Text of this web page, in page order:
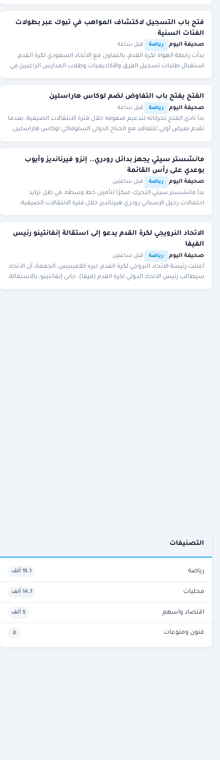
فتح باب التسجيل لاكتشاف المواهب في تبوك عبر بطولات
الفئات السنية
صحيفة اليوم رياضة قبل ساعة
بدأت رابطة الهواة لكرة القدم، بالتعاون مع الاتحاد السعودي لكرة القدم،
استقبال طلبات تسجيل الفرق والأكاديميات وطلاب المدارس الراغبين في
الفتح يفتح باب التفاوض لضم لوكاس هاراسلين
صحيفة اليوم رياضة قبل ساعة
بدأ نادي الفتح تحركاته لتدعيم صفوفه خلال فترة الانتقالات الصيفية، بعدما
تقدم بعرض أولي للتعاقد مع الجناح الدولي السلوفاكي لوكاس هاراسلين،
مانشستر سيتي يجهز بدائل رودري.. إنزو فيرنانديز وأيوب
بوعدي على رأس القائمة
صحيفة اليوم رياضة قبل ساعتين
بدأ مانشستر سيتي التحرك مبكرًا لتأمين خط وسطه، في ظل تزايد
احتمالات رحيل الإسباني رودري هيرنانديز خلال فترة الانتقالات الصيفية،
الاتحاد النرويجي لكرة القدم يدعو إلى استقالة إنفانتينو رئيس
الفيفا
صحيفة اليوم رياضة قبل ساعتين
أعلنت رئيسة الاتحاد النروجي لكرة القدم، ليزه كلافينيس، الجمعة، أن الاتحاد
سيطالب رئيس الاتحاد الدولي لكرة القدم (فيفا)، جاني إنفانتينو، بالاستقالة،
التصنيفات
رياضة 15.1 ألف
محليات 14.7 ألف
اقتصاد واسهم 5 ألف
فنون ومنوعات 0